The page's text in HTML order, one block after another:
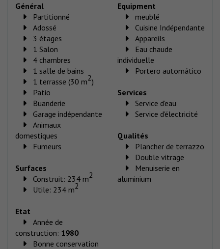
Général
Partitionné
Adossé
3 étages
1 Salon
4 chambres
1 salle de bains
1 terrasse (30 m2)
Patio
Buanderie
Garage indépendante
Animaux
domestiques
Fumeurs
Surfaces
Construit: 234 m2
Utile: 234 m2
Etat
Année de
construction: 1980
Bonne conservation
Equipment
meublé
Cuisine Indépendante
Appareils
Eau chaude
individuelle
Portero automático
Services
Service d'eau
Service d'électricité
Qualités
Plancher de terrazzo
Double vitrage
Menuiserie en
aluminium